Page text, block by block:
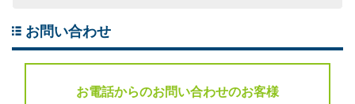
採用情報
お知らせ
お問い合わせ
お電話からのお問い合わせのお客様